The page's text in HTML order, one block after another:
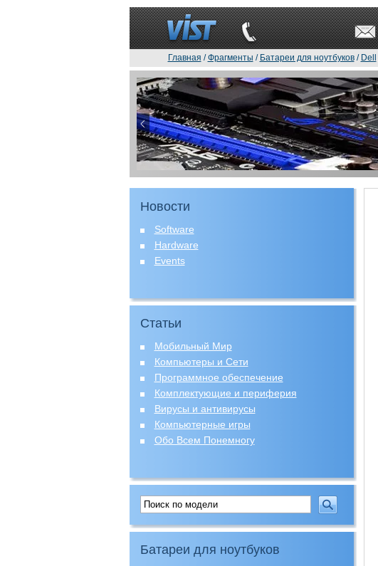
Главная /Фрагменты / Батареи для ноутбуков/ Dell
Новости
Software
Hardware
Events
Статьи
Мобильный Мир
Компьютеры и Сети
Программное обеспечение
Комплектующие и периферия
Вирусы и антивирусы
Компьютерные игры
Обо Всем Понемногу
Батареи для ноутбуков